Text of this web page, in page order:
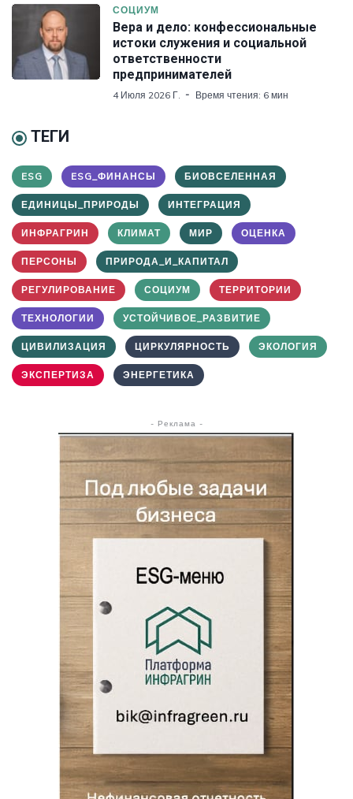
СОЦИУМ
Вера и дело: конфессиональные
истоки служения и социальной
ответственности
предпринимателей
4 Июля 2026 Г. Время чтения: 6 мин
ТЕГИ
ESG ESG_ФИНАНСЫ БИОВСЕЛЕННАЯ
ЕДИНИЦЫ_ПРИРОДЫ ИНТЕГРАЦИЯ
ИНФРАГРИН КЛИМАТ МИР ОЦЕНКА
ПЕРСОНЫ ПРИРОДА_И_КАПИТАЛ
РЕГУЛИРОВАНИЕ СОЦИУМ ТЕРРИТОРИИ
ТЕХНОЛОГИИ УСТОЙЧИВОЕ_РАЗВИТИЕ
ЦИВИЛИЗАЦИЯ ЦИРКУЛЯРНОСТЬ ЭКОЛОГИЯ
ЭКСПЕРТИЗА ЭНЕРГЕТИКА
- Реклама -